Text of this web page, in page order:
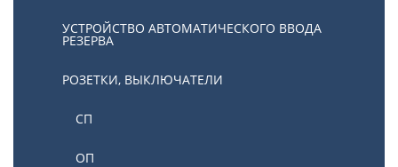
УСТРОЙСТВО АВТОМАТИЧЕСКОГО ВВОДА
РЕЗЕРВА
РОЗЕТКИ, ВЫКЛЮЧАТЕЛИ
СП
ОП